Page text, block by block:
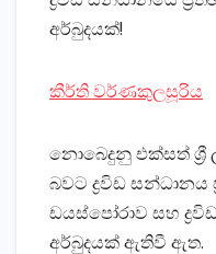
අර්බුදයක්‌!
කීර්ති වර්ණකුලසූරිය
නොබෙදුනු එක්‌සත් ශ්‍රී
බවට ද්‍රවිඩ සන්ධානය
ඩයස්‌පෝරාව සහ
අර්බුදයක්‌ ඇතිවී ඇත.